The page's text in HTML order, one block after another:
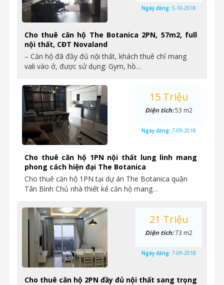
Cho thuê căn hộ The Botanica 2PN, 57m2, full
nội thất, CĐT Novaland
– Căn hộ đã đầy đủ nội thất, khách thuê chỉ mang
vali vào ở, được sử dụng: Gym, hồ…
Ngày đăng: 5-10-2018
Cho thuê căn hộ 1PN nội thất lung linh mang
phong cách hiện đại The Botanica
Cho thuê căn hộ 1PN tại dự án The Botanica quận
Tân Bình Chủ nhà thiết kế căn hộ mang…
15 Triệu
Diện tích:53 m2
Ngày đăng: 7-09-2018
Cho thuê căn hộ 2PN đầy đủ nội thất sang trọng
21 Triệu
Diện tích:73 m2
Ngày đăng: 7-09-2018